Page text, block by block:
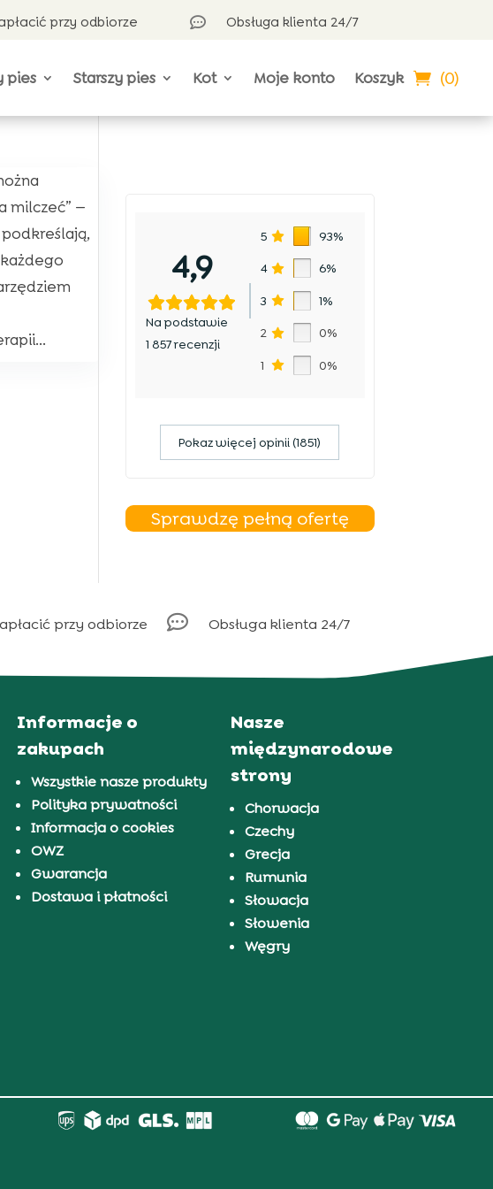
przy odbiorze  Obsługa klienta 24/7
pies Starszy pies Kot Moje konto Koszyk (0)
milczeć” —
4,9
Na podstawie
1 857 recenzji
5 93%
4 6%
3 1%
2 0%
1 0%
Pokaz więcej opinii (1851)
Sprawdzę pełną ofertę
przy odbiorze  Obsługa klienta 24/7
Informacje o
zakupach
Wszystkie nasze produkty
Polityka prywatności
Informacja o cookies
OWZ
Gwarancja
Dostawa i płatności
Nasze
międzynarodowe
strony
Chorwacja
Czechy
Grecja
Rumunia
Słowacja
Słowenia
Węgry